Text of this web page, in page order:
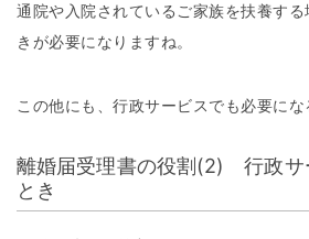
通院や入院されているご家族を扶養す
きが必要になりますね。
この他にも、行政サービスでも必要にな
離婚届受理書の役割(2) 行政サ
とき